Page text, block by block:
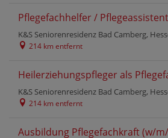
Pflegefachhelfer /
K&S Seniorenresidenz Bad Camberg,
214 km entfernt
Heilerziehungspfleger als
K&S Seniorenresidenz Bad Camberg,
214 km entfernt
Ausbildung Pflegefachkraft (w/